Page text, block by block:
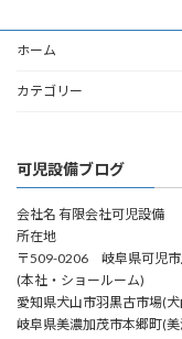
ホーム
カテゴリー
可児設備ブログ
会社名 有限会社可児設備
所在地
〒509-0206 岐阜県可児市
(本社・ショールーム)
愛知県犬山市羽黒古市場(
岐阜県美濃加茂市本郷町(